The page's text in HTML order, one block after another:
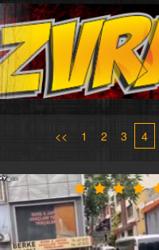
<< 1 2 3 4